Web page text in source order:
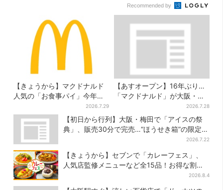
Recommended by
【きょうから】マクドナルド
人気の「お食事パイ」今年も
登場、熱々とろ～り夏限定メ
ニュー
2026.7.29
【あすオープン】16年ぶり…
「マクドナルド」が大阪・本
町に帰ってくる！駅から徒歩1
分＆23時まで
2026.7.28
【初日から行列】大阪・梅田で「アイスの祭
典」、販売30分で完売…“ほうせき箱”の限定メ
2026.7.22
【きょうから】セブンで「カレーフェス」、
人気店監修メニューなど全15品！お得な割引
2026.8.4